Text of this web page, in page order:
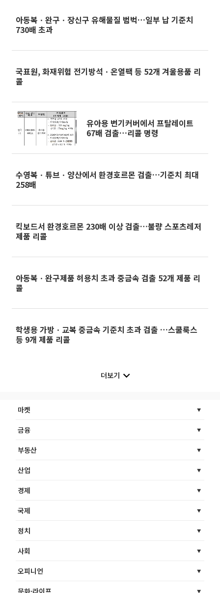
아동복ㆍ완구ㆍ장신구 유해물질 범벅…일부 납 기준치
730배 초과
국표원, 화재위험 전기방석ㆍ온열팩 등 52개 겨울용품 리
콜
유아용 변기커버에서 프탈레이트
67배 검출…리콜 명령
수영복ㆍ튜브ㆍ양산에서 환경호르몬 검출…기준치 최대
258배
킥보드서 환경호르몬 230배 이상 검출…불량 스포츠레저
제품 리콜
아동복ㆍ완구제품 허용치 초과 중금속 검출 52개 제품 리
콜
학생용 가방ㆍ교복 중금속 기준치 초과 검출 …스쿨룩스
등 9개 제품 리콜
더보기
마켓
금융
부동산
산업
경제
국제
정치
사회
오피니언
문화·라이프